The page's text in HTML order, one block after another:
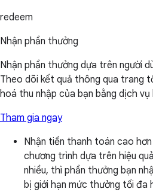
redeem
Nhận phần thưởng
Nhận phần thưởng dựa trên người
Theo dõi kết quả thông qua trang
hoá thu nhập của bạn bằng dịch vụ
Tham gia ngay
Nhận tiền thanh toán cao
chương trình dựa trên hiệu
nhiều, thì phần thưởng bạn
bị giới hạn mức thưởng tối đa